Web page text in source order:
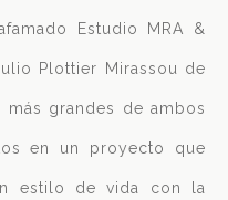
Estudio MRA &
Plottier Mirassou de
grandes de ambos
en un proyecto que
estilo de vida con la